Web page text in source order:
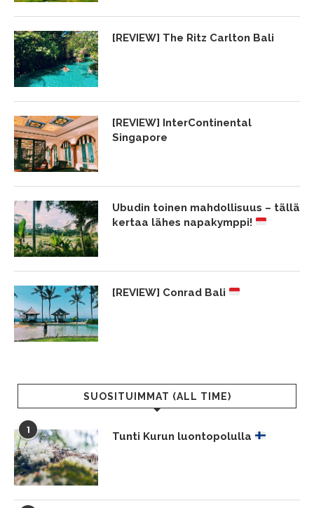
[REVIEW] The Ritz Carlton Bali
[REVIEW] InterContinental
Singapore
Ubudin toinen mahdollisuus – tällä
kertaa lähes napakymppi!
[REVIEW] Conrad Bali
SUOSITUIMMAT (ALL TIME)
1
Tunti Kurun luontopolulla